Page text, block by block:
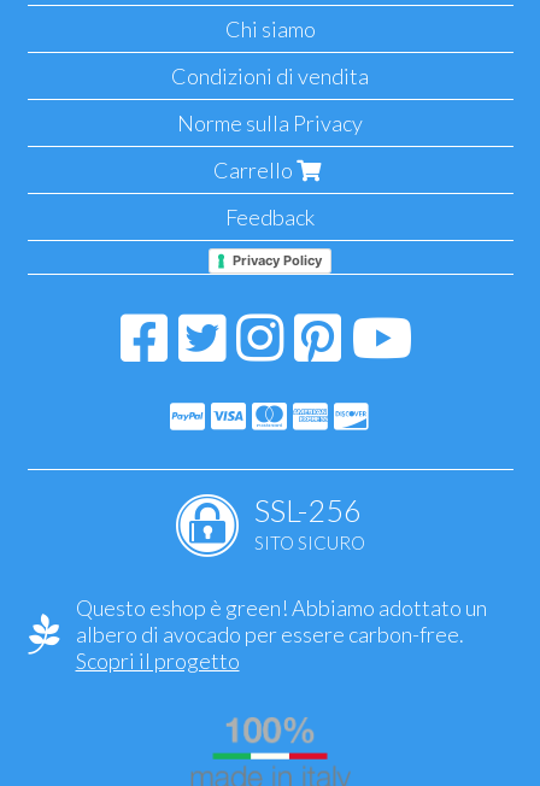
Chi siamo
Condizioni di vendita
Norme sulla Privacy
Carrello
Feedback
Privacy Policy
SSL-256
SITO SICURO
Questo eshop è green! Abbiamo adottato un
albero di avocado per essere carbon-free.
Scopri il progetto